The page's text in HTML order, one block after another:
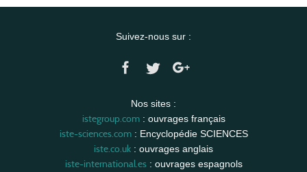
Suivez-nous sur :
Nos sites :
istegroup.com: ouvrages français
iste-sciences.com: Encyclopédie SCIENCES
iste.co.uk : ouvrages anglais
iste-international.es: ouvrages espagnols